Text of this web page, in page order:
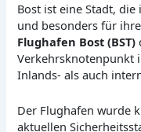
Bost ist eine Stadt,
und besonders für
Flughafen Bost (BST)
Verkehrsknotenpunkt
Inlands- als auch
Der Flughafen wurde
aktuellen